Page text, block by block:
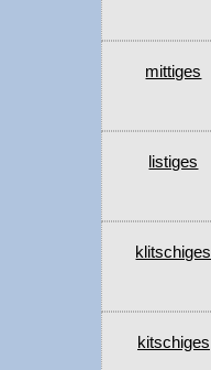
mittiges
listiges
klitschiges
kitschiges